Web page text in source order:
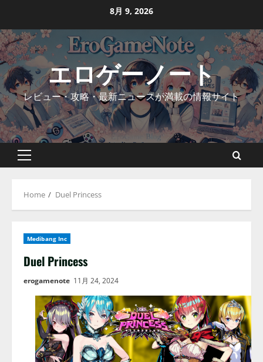
content
8月 9, 2026
エロゲーノート
レビュー・攻略・最新ニュースが満載の情報サイト
Primary
Home Duel Princess
Medibang Inc
Duel Princess
erogamenote 11月 24, 2024